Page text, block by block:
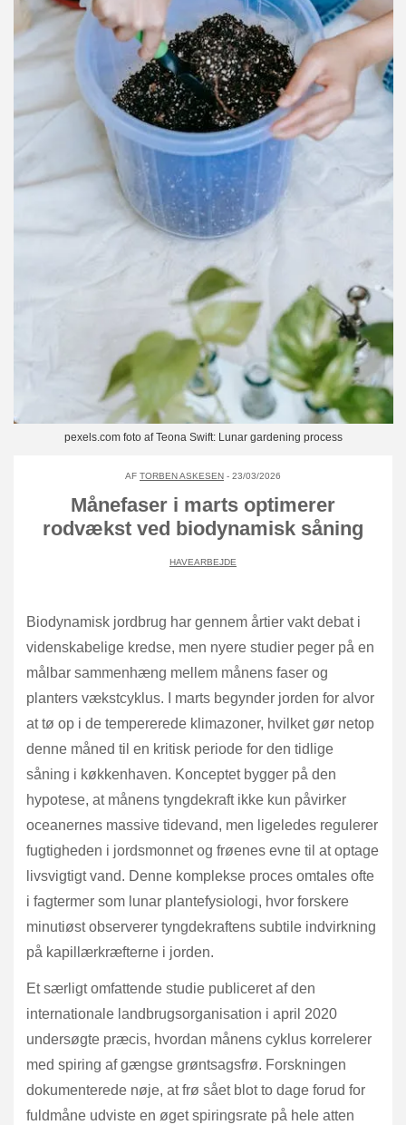
pexels.com foto af Teona Swift: Lunar gardening process
AF TORBEN ASKESEN - 23/03/2026
Månefaser i marts optimerer
rodvækst ved biodynamisk såning
HAVEARBEJDE
Biodynamisk jordbrug har gennem årtier vakt debat i
videnskabelige kredse, men nyere studier peger på en
målbar sammenhæng mellem månens faser og
planters vækstcyklus. I marts begynder jorden for alvor
at tø op i de tempererede klimazoner, hvilket gør netop
denne måned til en kritisk periode for den tidlige
såning i køkkenhaven. Konceptet bygger på den
hypotese, at månens tyngdekraft ikke kun påvirker
oceanernes massive tidevand, men ligeledes regulerer
fugtigheden i jordsmonnet og frøenes evne til at optage
livsvigtigt vand. Denne komplekse proces omtales ofte
i fagtermer som lunar plantefysiologi, hvor forskere
minutiøst observerer tyngdekraftens subtile indvirkning
på kapillærkræfterne i jorden.
Et særligt omfattende studie publiceret af den
internationale landbrugsorganisation i april 2020
undersøgte præcis, hvordan månens cyklus korrelerer
med spiring af gængse grøntsagsfrø. Forskningen
dokumenterede nøje, at frø sået blot to dage forud for
fuldmåne udviste en øget spiringsrate på hele atten